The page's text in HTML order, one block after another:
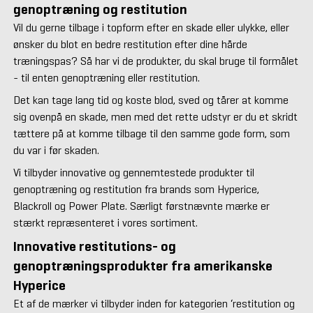
genoptræning og restitution
Vil du gerne tilbage i topform efter en skade eller ulykke, eller
ønsker du blot en bedre restitution efter dine hårde
træningspas? Så har vi de produkter, du skal bruge til formålet
- til enten genoptræning eller restitution.
Det kan tage lang tid og koste blod, sved og tårer at komme
sig ovenpå en skade, men med det rette udstyr er du et skridt
tættere på at komme tilbage til den samme gode form, som
du var i før skaden.
Vi tilbyder innovative og gennemtestede produkter til
genoptræning og restitution fra brands som Hyperice,
Blackroll og Power Plate. Særligt førstnævnte mærke er
stærkt repræsenteret i vores sortiment.
Innovative restitutions- og
genoptræningsprodukter fra amerikanske
Hyperice
Et af de mærker vi tilbyder inden for kategorien ‘restitution og